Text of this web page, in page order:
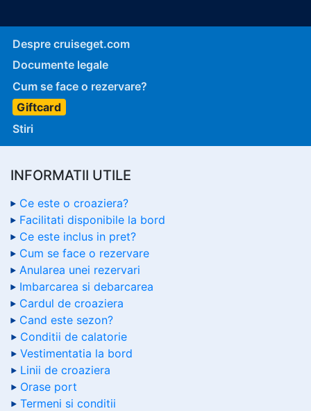
Despre cruiseget.com
Documente legale
Cum se face o rezervare?
Giftcard
Stiri
INFORMATII UTILE
Ce este o croaziera?
Facilitati disponibile la bord
Ce este inclus in pret?
Cum se face o rezervare
Anularea unei rezervari
Imbarcarea si debarcarea
Cardul de croaziera
Cand este sezon?
Conditii de calatorie
Vestimentatia la bord
Linii de croaziera
Orase port
Termeni si conditii